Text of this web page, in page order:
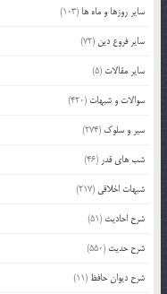
سایر روزها و ماه ها (103)
سایر فروع دین (72)
سایر مقالات (5)
سوالات و شبهات (420)
سیر و سلوک (274)
شب های قدر (46)
شبهات اخلاقی (217)
شرح احادیث (51)
شرح حدیث (550)
شرح دیوان حافظ (11)